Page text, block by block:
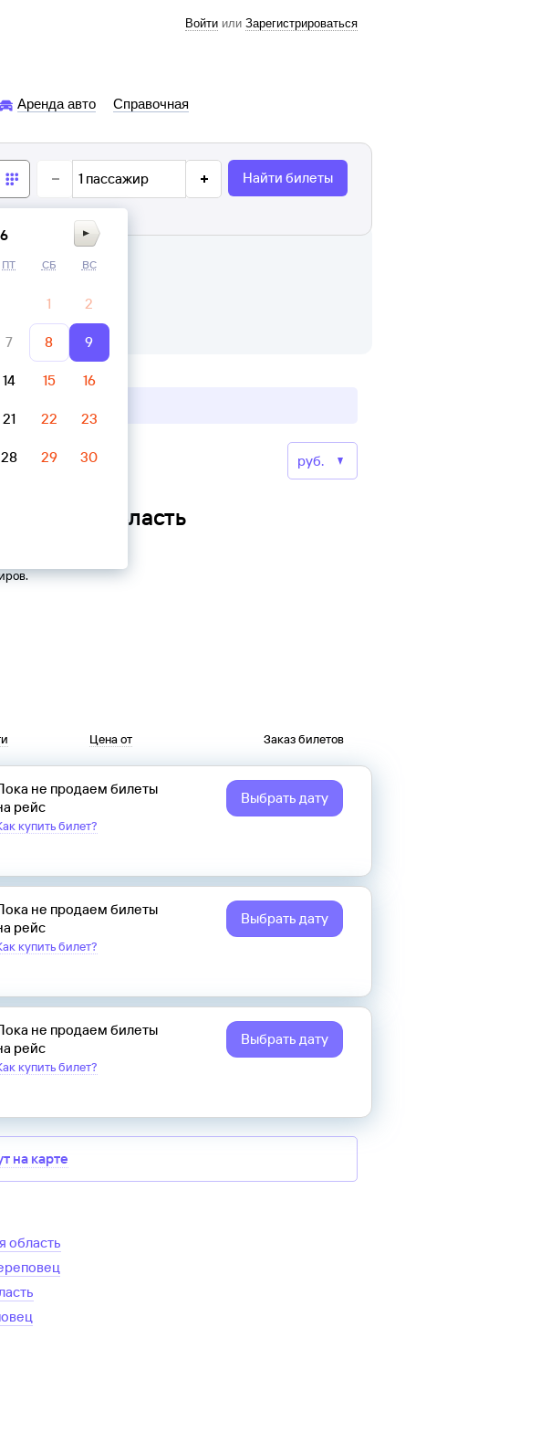
Войти или Зарегистрироваться
Аренда авто Справочная
1 пассажир Найти билеты
область
Цена от Заказ билетов
не продаем билеты
рейс
купить билет?
Выбрать дату
не продаем билеты
рейс
купить билет?
Выбрать дату
не продаем билеты
рейс
купить билет?
Выбрать дату
на карте
область
ПТ СБ ВС
1 2
7 8 9
14 15 16
21 22 23
28 29 30